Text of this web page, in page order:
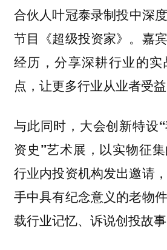
合伙人叶冠泰录制投中深
节目《超级投资家》。嘉
经历，分享深耕行业的
点，让更多行业从业者受益
与此同时， 大会创新特设
资史”艺术展 ，以实物征
行业内投资机构发出邀请
手中具有纪念意义的老物
载行业记忆、诉说创投故事